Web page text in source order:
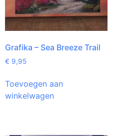
Grafika – Sea Breeze Trail
€ 9,95
Toevoegen aan
winkelwagen